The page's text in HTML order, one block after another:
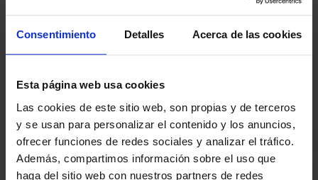
Consentimiento Detalles Acerca de las cookies
Esta página web usa cookies
Las cookies de este sitio web, son propias y de terceros
y se usan para personalizar el contenido y los anuncios,
ofrecer funciones de redes sociales y analizar el tráfico.
Además, compartimos información sobre el uso que
haga del sitio web con nuestros partners de redes
ES EU
NOTICIAS
PLANTILLA
ENTRADAS
NEWSLETTER
últimas noticias y promociones del club.
Email
He leído y acepto laPolítica de privacidaddel SASKI BASKONIA